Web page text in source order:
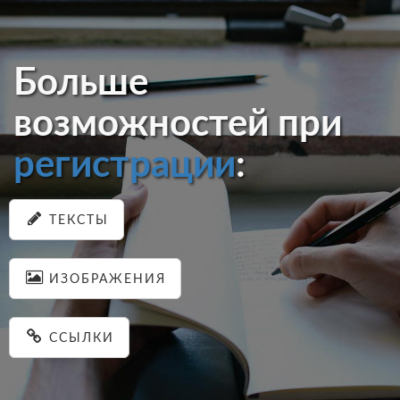
Больше
возможностей при
регистрации:
ТЕКСТЫ
ИЗОБРАЖЕНИЯ
ССЫЛКИ